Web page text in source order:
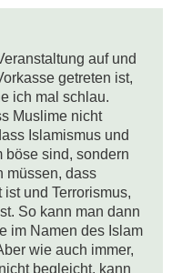
auf und
getreten ist,
ich mal schlau.
Muslime nicht
Islamismus und
böse sind, sondern
müssen, dass
und Terrorismus,
So kann man dann
im Namen des Islam
wie auch immer,
begleicht, kann